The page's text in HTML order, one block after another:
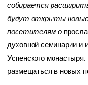
собирается
будут открыты
посетителям о
духовной семинарии и
Успенского
размещаться в новых